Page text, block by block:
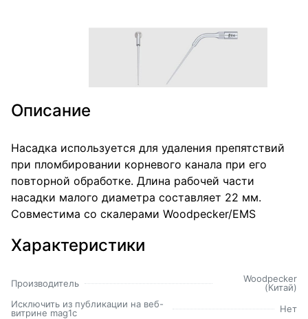
Описание
Насадка используется для удаления препятствий
при пломбировании корневого канала при его
повторной обработке. Длина рабочей части
насадки малого диаметра составляет 22 мм.
Совместима со скалерами Woodpecker/EMS
Характеристики
Производитель
Woodpecker
(Китай)
Исключить из публикации на веб-
витрине mag1c
Нет